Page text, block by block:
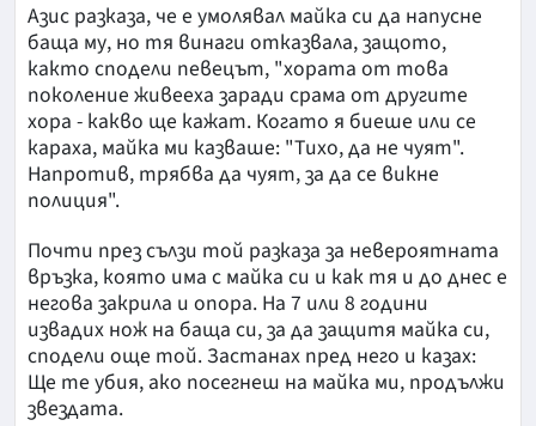
Азис разказа, че е умолявал майка си да напусне
баща му, но тя винаги отказвала, защото,
както сподели певецът, "хората от това
поколение живееха заради срама от другите
хора - какво ще кажат. Когато я биеше или се
караха, майка ми казваше: "Тихо, да не чуят".
Напротив, трябва да чуят, за да се викне
полиция".
Почти през сълзи той разказа за невероятната
връзка, която има с майка си и как тя и до днес е
негова закрила и опора. На 7 или 8 години
извадих нож на баща си, за да защитя майка си,
сподели още той. Застанах пред него и казах:
Ще те убия, ако посегнеш на майка ми, продължи
звездата.